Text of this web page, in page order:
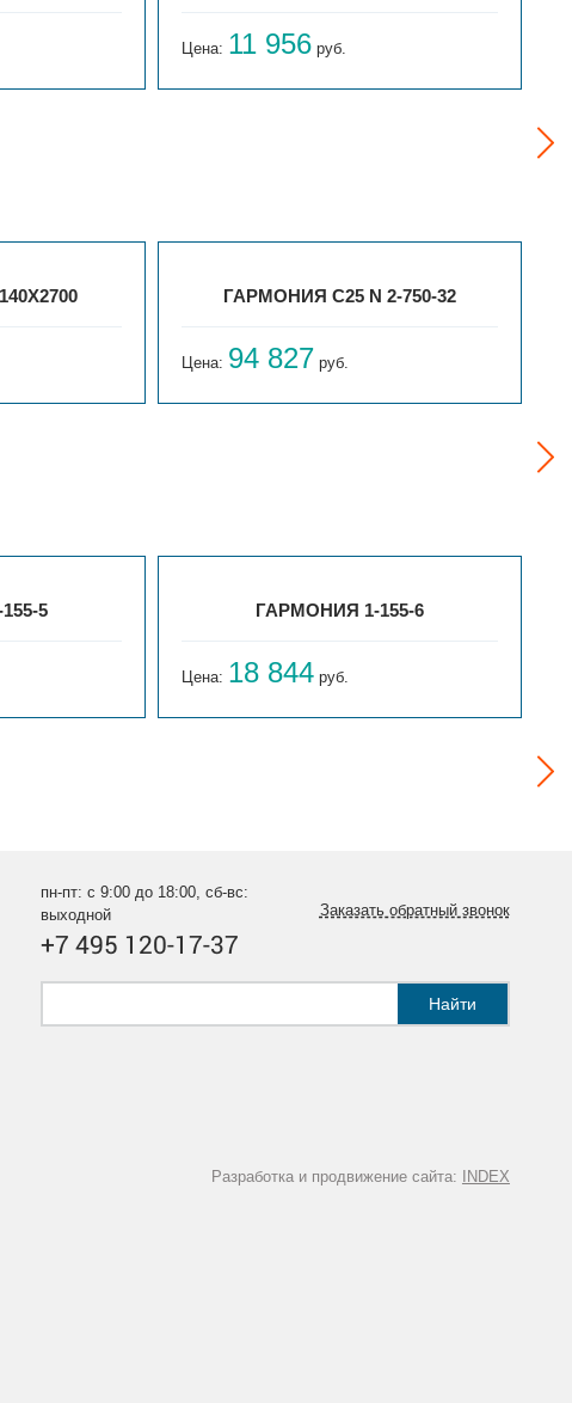
Цена: 11 956 руб.
ГАРМОНИЯ С25 N 2-750-32
Цена: 94 827 руб.
5 ГАРМОНИЯ 1-155-6
Цена: 18 844 руб.
пн-пт: с 9:00 до 18:00, сб-вс:
выходной
+7 495 120-17-37
Заказать обратный звонок
Найти
Разработка и продвижение сайта: INDEX